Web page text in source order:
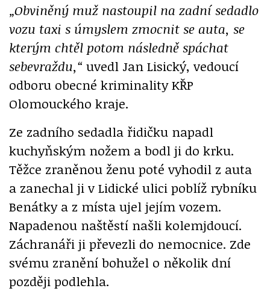
„Obviněný muž nastoupil na zadní sedadlo
vozu taxi s úmyslem zmocnit se auta, se
kterým chtěl potom následně spáchat
sebevraždu,“ uvedl Jan Lisický, vedoucí
odboru obecné kriminality KŘP
Olomouckého kraje.
Ze zadního sedadla řidičku napadl
kuchyňským nožem a bodl ji do krku.
Těžce zraněnou ženu poté vyhodil z auta
a zanechal ji v Lidické ulici poblíž rybníku
Benátky a z místa ujel jejím vozem.
Napadenou naštěstí našli kolemjdoucí.
Záchranáři ji převezli do nemocnice. Zde
svému zranění bohužel o několik dní
později podlehla.